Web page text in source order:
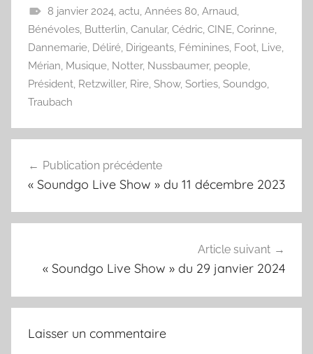
8 janvier 2024, actu, Années 80, Arnaud,
Bénévoles, Butterlin, Canular, Cédric, CINE, Corinne,
Dannemarie, Déliré, Dirigeants, Féminines, Foot, Live,
Mérian, Musique, Notter, Nussbaumer, people,
Président, Retzwiller, Rire, Show, Sorties, Soundgo,
Traubach
Publication précédente
« Soundgo Live Show » du 11 décembre 2023
Article suivant
« Soundgo Live Show » du 29 janvier 2024
Laisser un commentaire